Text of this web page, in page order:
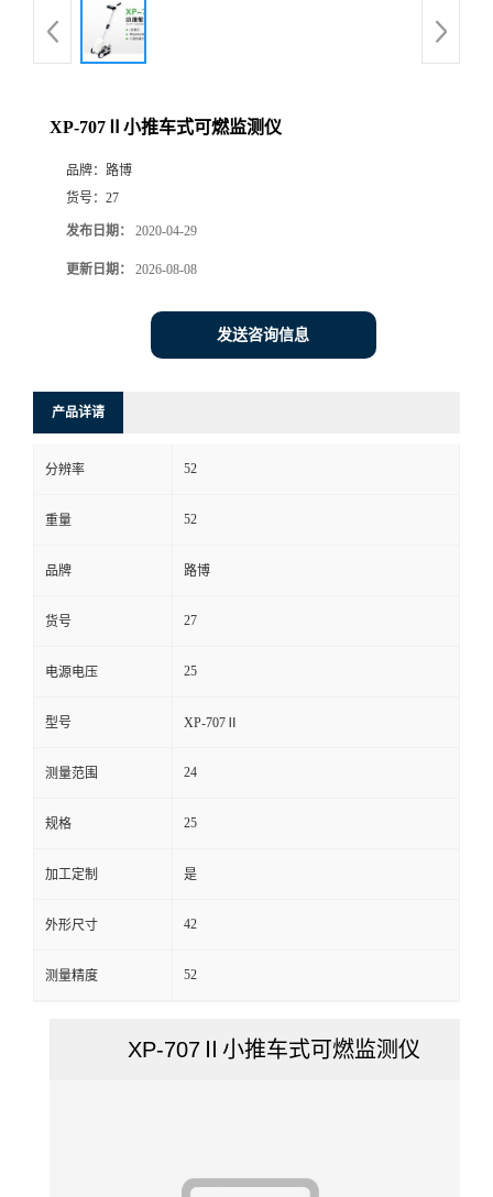
品
厅
联
系
方
式
XP-707Ⅱ小推车式可燃监测仪
品牌： 路博
货号： 27
发布日期： 2020-04-29
更新日期： 2026-08-08
发送咨询信息
产品详请
分辨率 52
重量 52
品牌 路博
货号 27
电源电压 25
型号 XP-707Ⅱ
测量范围 24
规格 25
加工定制 是
外形尺寸 42
测量精度 52
XP-707Ⅱ小推车式可燃监测仪